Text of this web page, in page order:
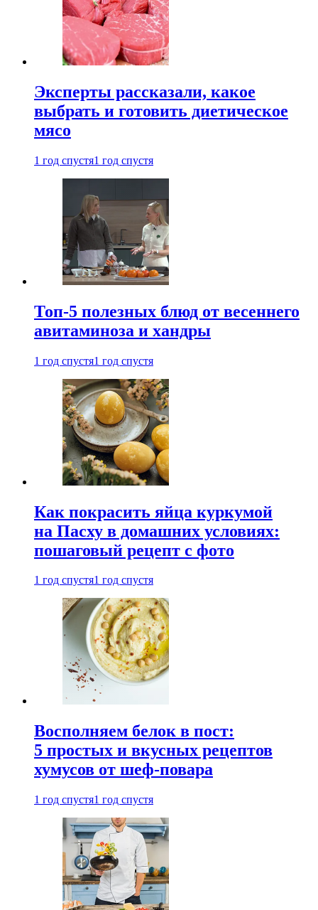
Эксперты рассказали, какое
выбрать и готовить диетическое
мясо
1 год спустя1 год спустя
Топ-5 полезных блюд от весеннего
авитаминоза и хандры
1 год спустя1 год спустя
Как покрасить яйца куркумой
на Пасху в домашних условиях:
пошаговый рецепт с фото
1 год спустя1 год спустя
Восполняем белок в пост:
5 простых и вкусных рецептов
хумусов от шеф-повара
1 год спустя1 год спустя